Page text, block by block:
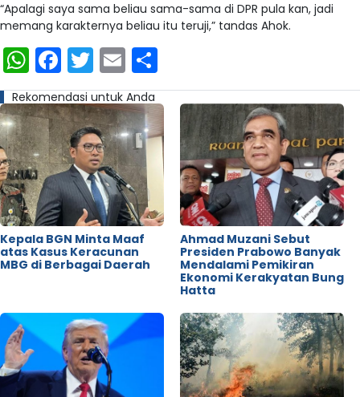
“Apalagi saya sama beliau sama-sama di DPR pula kan, jadi
memang karakternya beliau itu teruji,” tandas Ahok.
WhatsApp
Facebook
Twitter
Email
Rekomendasi untuk Anda
Kepala BGN Minta Maaf
atas Kasus Keracunan
MBG di Berbagai Daerah
Ahmad Muzani Sebut
Presiden Prabowo Banyak
Mendalami Pemikiran
Ekonomi Kerakyatan Bung
Hatta